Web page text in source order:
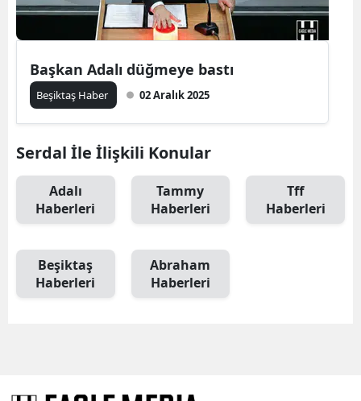
Başkan Adalı düğmeye bastı
Beşiktaş Haber 02 Aralık 2025
Serdal İle İlişkili Konular
Adalı
Haberleri
Tammy
Haberleri
Tff
Haberleri
Beşiktaş
Haberleri
Abraham
Haberleri